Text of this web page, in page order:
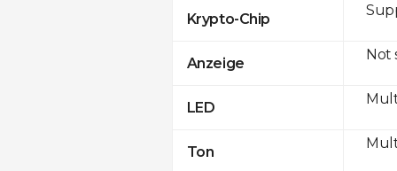
Krypto-Chip
Anzeige
LED
Ton
Not